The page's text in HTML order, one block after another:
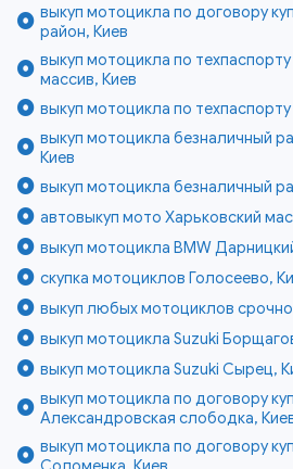
выкуп мотоцикла по договору
район, Киев
выкуп мотоцикла по
массив, Киев
выкуп мотоцикла по
выкуп мотоцикла безналичный
Киев
выкуп мотоцикла безналичный
автовыкуп мото Харьковский
выкуп мотоцикла BMW
скупка мотоциклов Голосеево,
выкуп любых мотоциклов срочно
выкуп мотоцикла Suzuki
выкуп мотоцикла Suzuki Сырец,
выкуп мотоцикла по договору
Александровская слободка,
выкуп мотоцикла по договору